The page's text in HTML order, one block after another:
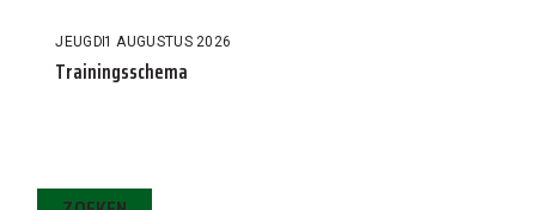
JEUGD1 AUGUSTUS 2026
Trainingsschema